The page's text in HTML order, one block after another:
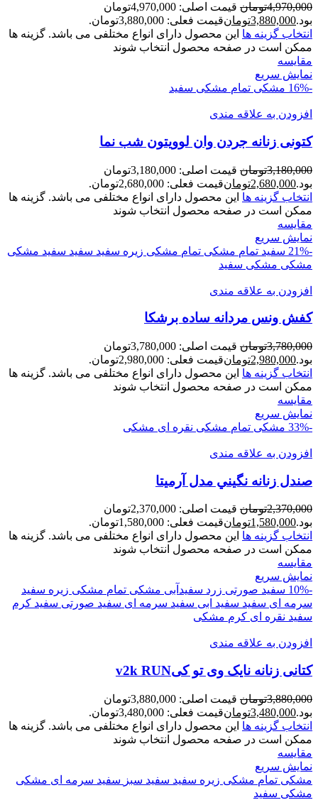
4,970,000تومان
قیمت اصلی: 4,970,000تومان
بود.3,880,000تومانقیمت فعلی: 3,880,000تومان.
انتخاب گزینه ها این محصول دارای انواع مختلفی می باشد. گزینه ها
ممکن است در صفحه محصول انتخاب شوند
مقايسه
نمایش سریع
-16%
مشکی تمام مشکی سفید
افزودن به علاقه مندی
کتونی زنانه جردن وان لوويتون شب نما
3,180,000تومان
قیمت اصلی: 3,180,000تومان
بود.2,680,000تومانقیمت فعلی: 2,680,000تومان.
انتخاب گزینه ها این محصول دارای انواع مختلفی می باشد. گزینه ها
ممکن است در صفحه محصول انتخاب شوند
مقايسه
نمایش سریع
-21%
سفید تمام مشکی تمام مشکی زیره سفید سفید سفید مشکی
مشکی مشکی سفید
افزودن به علاقه مندی
کفش ونس مردانه ساده برشکا
3,780,000تومان
قیمت اصلی: 3,780,000تومان
بود.2,980,000تومانقیمت فعلی: 2,980,000تومان.
انتخاب گزینه ها این محصول دارای انواع مختلفی می باشد. گزینه ها
ممکن است در صفحه محصول انتخاب شوند
مقايسه
نمایش سریع
-33%
مشکی تمام مشکی نقره ای مشکی
افزودن به علاقه مندی
صندل زنانه نگيني مدل آرميتا
2,370,000تومان
قیمت اصلی: 2,370,000تومان
بود.1,580,000تومانقیمت فعلی: 1,580,000تومان.
انتخاب گزینه ها این محصول دارای انواع مختلفی می باشد. گزینه ها
ممکن است در صفحه محصول انتخاب شوند
مقايسه
نمایش سریع
-10%
سفید صورتی زرد سفیدآبی مشکی تمام مشکی زیره سفید
سرمه ای سفید سفید ابی سفید سرمه ای سفید صورتی سفید کرم
سفید نقره ای کرم مشکی
افزودن به علاقه مندی
کتانی زنانه نايک وی تو کیv2k RUN
3,880,000تومان
قیمت اصلی: 3,880,000تومان
بود.3,480,000تومانقیمت فعلی: 3,480,000تومان.
انتخاب گزینه ها این محصول دارای انواع مختلفی می باشد. گزینه ها
ممکن است در صفحه محصول انتخاب شوند
مقايسه
نمایش سریع
مشکی تمام مشکی زیره سفید سفید سبز سفید سرمه ای مشکی
مشکی سفید